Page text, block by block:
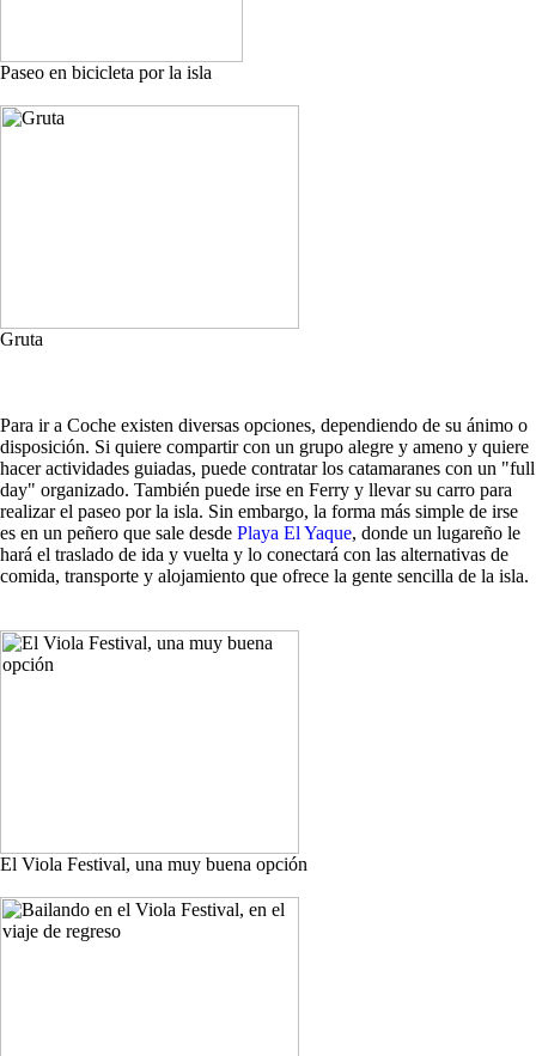
Paseo en bicicleta por la isla
Gruta
Para ir a Coche existen diversas opciones, dependiendo de su ánimo o
disposición. Si quiere compartir con un grupo alegre y ameno y quiere
hacer actividades guiadas, puede contratar los catamaranes con un "full
day" organizado. También puede irse en Ferry y llevar su carro para
realizar el paseo por la isla. Sin embargo, la forma más simple de irse
es en un peñero que sale desde Playa El Yaque, donde un lugareño le
hará el traslado de ida y vuelta y lo conectará con las alternativas de
comida, transporte y alojamiento que ofrece la gente sencilla de la isla.
El Viola Festival, una muy buena opción